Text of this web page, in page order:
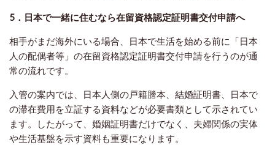
5．日本で一緒に住むなら在留資格認定証明書交付申請へ
相手がまだ海外にいる場合、日本で生活を始める前に「日本
人の配偶者等」の在留資格認定証明書交付申請を行うのが通
常の流れです。
入管の案内では、日本人側の戸籍謄本、結婚証明書、日本で
の滞在費用を立証する資料などが必要書類として示されてい
ます。したがって、婚姻証明書だけでなく、夫婦関係の実体
や生活基盤を示す資料も重要になります。